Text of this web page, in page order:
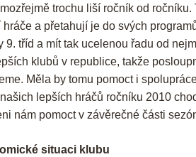
trochu liší ročník od
hráče a přetahují je do svých
9. tříd a mít tak ucelenou řadu od
klubů v republice, takže
Měla by tomu pomoct i
lepších hráčů ročníku 2010
nám pomoct v závěrečné části
situaci klubu